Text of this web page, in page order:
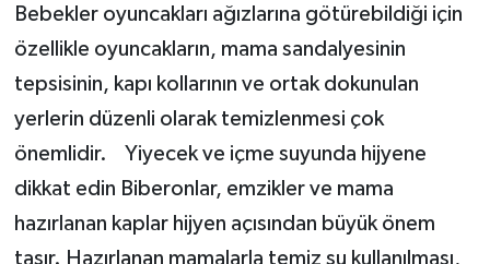
Bebekler oyuncakları ağızlarına götürebildiği için
özellikle oyuncakların, mama sandalyesinin
tepsisinin, kapı kollarının ve ortak dokunulan
yerlerin düzenli olarak temizlenmesi çok
önemlidir. Yiyecek ve içme suyunda hijyene
dikkat edin Biberonlar, emzikler ve mama
hazırlanan kaplar hijyen açısından büyük önem
taşır. Hazırlanan mamalarla temiz su kullanılması,